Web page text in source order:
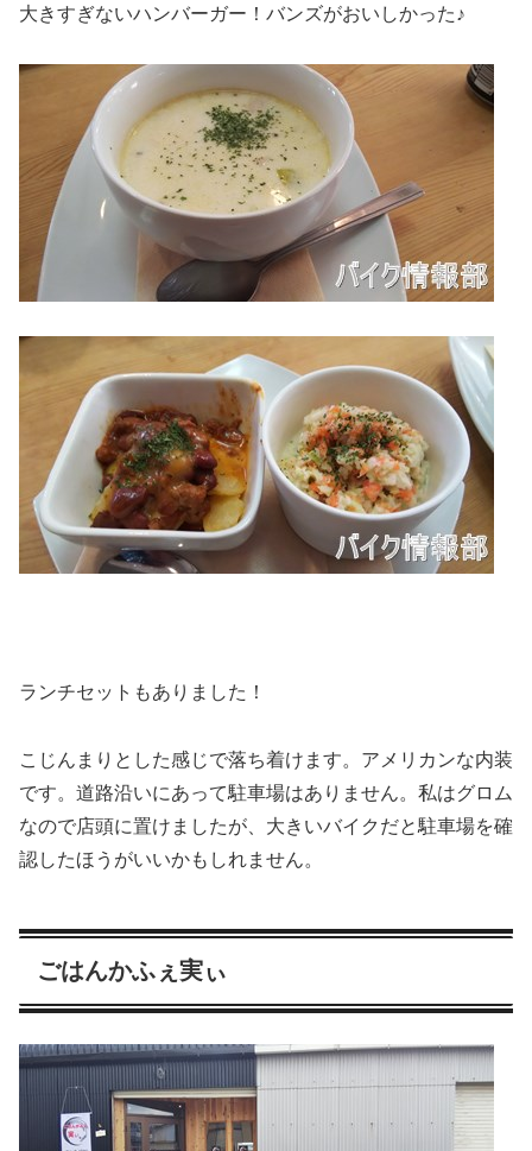
大きすぎないハンバーガー！バンズがおいしかった♪
ランチセットもありました！
こじんまりとした感じで落ち着けます。アメリカンな内装
です。道路沿いにあって駐車場はありません。私はグロム
なので店頭に置けましたが、大きいバイクだと駐車場を確
認したほうがいいかもしれません。
ごはんかふぇ実ぃ